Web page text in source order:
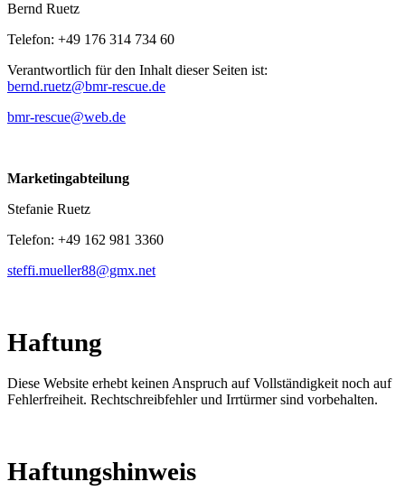
Bernd Ruetz
Telefon: +49 176 314 734 60
Verantwortlich für den Inhalt dieser Seiten ist:
bernd.ruetz@bmr-rescue.de
bmr-rescue@web.de
Marketingabteilung
Stefanie Ruetz
Telefon: +49 162 981 3360
steffi.mueller88@gmx.net
Haftung
Diese Website erhebt keinen Anspruch auf Vollständigkeit noch auf
Fehlerfreiheit. Rechtschreibfehler und Irrtürmer sind vorbehalten.
Haftungshinweis